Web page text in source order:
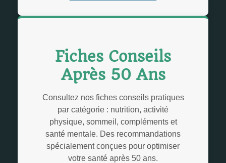
Fiches Conseils
Après 50 Ans
Consultez nos fiches conseils pratiques
par catégorie : nutrition, activité
physique, sommeil, compléments et
santé mentale. Des recommandations
spécialement conçues pour optimiser
votre santé après 50 ans.